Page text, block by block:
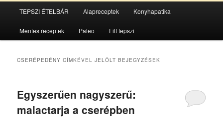
Tovább
az
elsődleges
Tovább
a
másodlagos
TEPSZI ÉTELBÁR Alapreceptek Konyhapatika
Mentes receptek Paleo Fitt tepszi
CSERÉPEDÉNY CÍMKÉVEL JELÖLT BEJEGYZÉSEK
Egyszerűen nagyszerű:
malactarja a cserépben